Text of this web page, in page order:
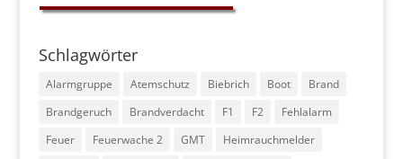
Schlagwörter
Alarmgruppe Atemschutz Biebrich Boot
Brand
Brandgeruch
Brandverdacht F1 F2
Fehlalarm
Feuer
Feuerwache 2 GMT
Heimrauchmelder